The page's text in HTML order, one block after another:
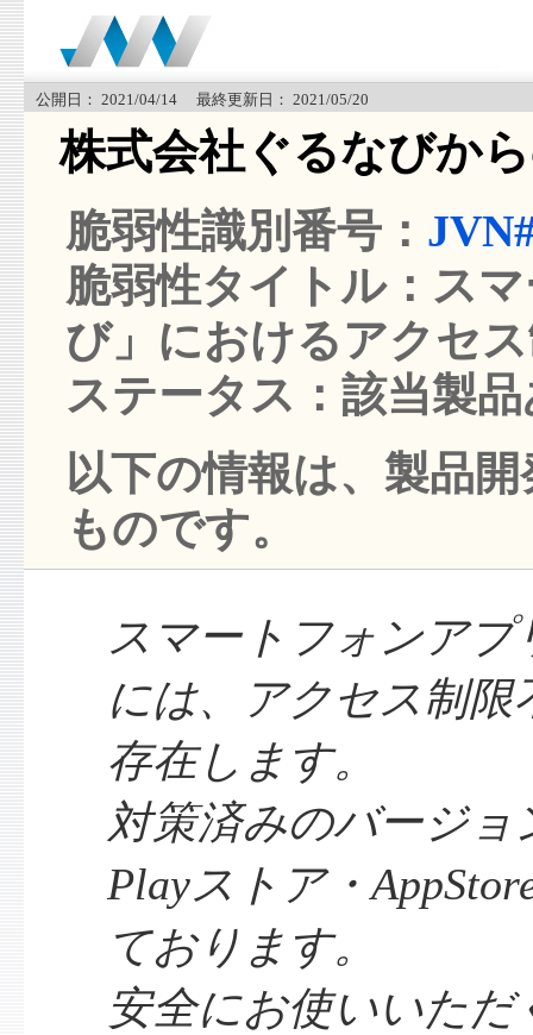
公開日： 2021/04/14 最終更新日： 2021/05/20
株式会社ぐるなびか
脆弱性識別番号：
脆弱性タイトル：ス
び」におけるアクセ
ステータス：該当製
以下の情報は、製品
ものです。
スマートフォンアプ
には、アクセス制限
存在します。
対策済みのバージョ
Playストア・
ております。
安全にお使いいただ